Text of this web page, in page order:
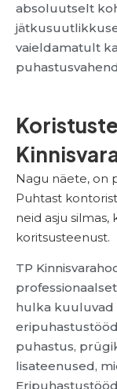
absoluutselt
vaieldamatult
Nagu näete, on
Puhtast
neid asju
koritsusteenust.
TP
hulka kuuluvad
puhastus,
lisateenused,